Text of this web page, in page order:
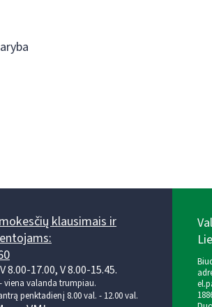
klausimais ir
8.00-17.00, V 8.00-15.45.
viena valanda trumpiau.
penktadienį 8.00 val. - 12.00 val.